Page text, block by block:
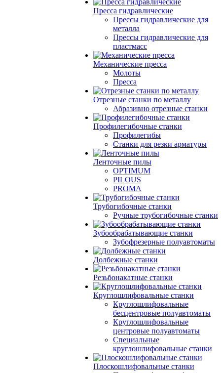
Пресса гидравлические
Прессы гидравлические для
металла
Прессы гидравлические для
пластмасс
Механические пресса
Молоты
Пресса
Отрезные станки по металлу
Абразивно отрезные станки
Профилегибочные станки
Профилегибы
Станки для резки арматуры
Ленточные пилы
OPTIMUM
PILOUS
PROMA
Трубогибочные станки
Ручные трубогибочные станки
Зубообрабатывающие станки
Зубофрезерные полуавтоматы
Долбежные станки
Резьбонакатные станки
Круглошлифовальные станки
Круглошлифовальные
бесцентровые полуавтоматы
Круглошлифовальные
центровые полуавтоматы
Специальные
круглошлифовальные станки
Плоскошлифовальные станки